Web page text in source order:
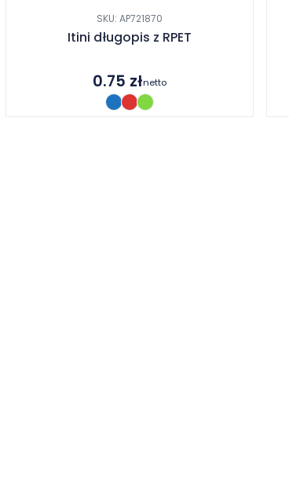
SKU: AP721870
Itini długopis z RPET
0.75 złnetto